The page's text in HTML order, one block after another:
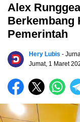
Alex
Berkembang
Pemerintah
Hery Lubis -
Jumat, 1 Maret